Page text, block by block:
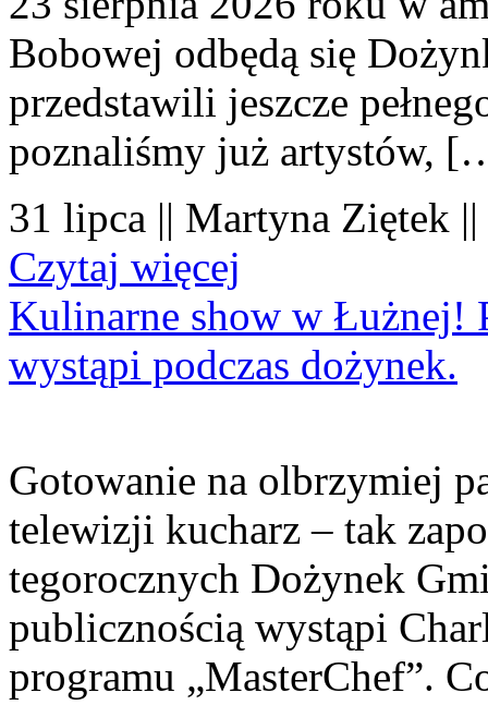
Bobowej odbędą się
przedstawili jeszcze
poznaliśmy już artystów,
31 lipca || Martyna Ziętek
Czytaj więcej
Kulinarne show w Łużnej!
wystąpi podczas dożynek.
Gotowanie na olbrzymiej
telewizji kucharz – tak
tegorocznych Dożynek
publicznością wystąpi
programu „MasterChef”.